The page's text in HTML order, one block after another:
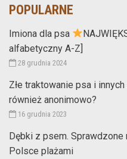
POPULARNE
Imiona dla psa
alfabetyczny A-Z]
28 grudnia 2024
Złe traktowanie psa i
również anonimowo?
16 grudnia 2023
Dębki z psem.
Polsce plażami